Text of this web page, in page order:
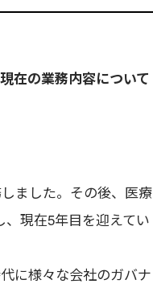
在の業務内容について
ました。その後、医療
現在5年目を迎えてい
に様々な会社のガバナ